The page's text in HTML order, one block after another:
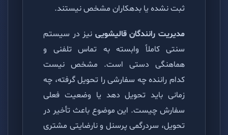
ثبت نشده یا بدهکاران مشخص نیستند.
مدیریت رانندگان قالیشویی نیز در سیستم
سنتی کاملاً وابسته به تماس تلفنی و
هماهنگی دستی است. مشخص نیست
کدام راننده چه سفارشی را تحویل گرفته، چه
زمانی باید تحویل دهد یا وضعیت فعلی
سفارش چیست. این موضوع باعث تأخیر در
تحویل، سردرگمی پرسنل و نارضایتی مشتری